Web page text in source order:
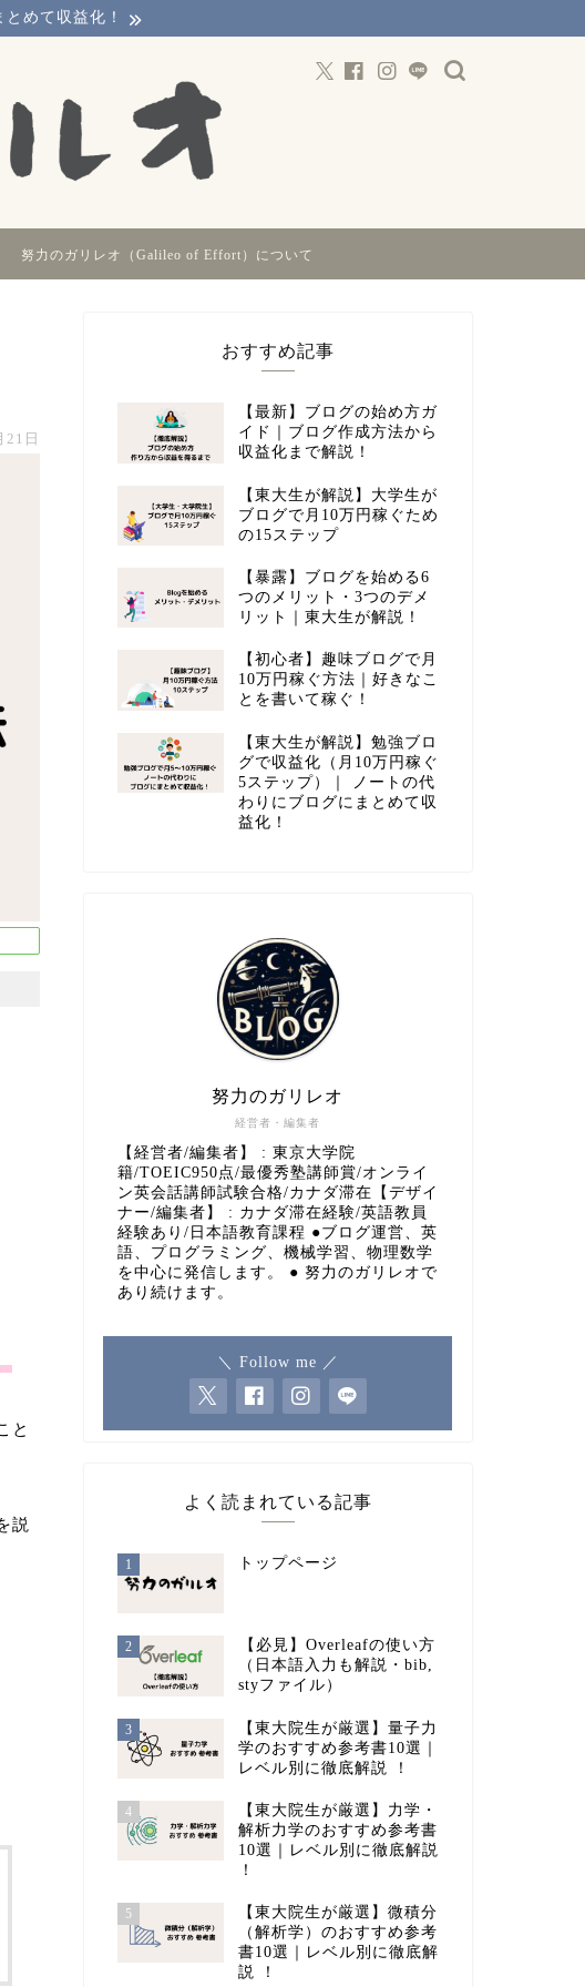
めて収益化！
努力のガリレオ（Galileo of Effort）について
日
と
説
おすすめ記事
【最新】ブログの始め方ガ
イド｜ブログ作成方法から
収益化まで解説！
【東大生が解説】大学生が
ブログで月10万円稼ぐため
の15ステップ
【暴露】ブログを始める6
つのメリット・3つのデメ
リット｜東大生が解説！
【初心者】趣味ブログで月
10万円稼ぐ方法｜好きなこ
とを書いて稼ぐ！
【東大生が解説】勉強ブロ
グで収益化（月10万円稼ぐ
5ステップ）｜ ノートの代
わりにブログにまとめて収
益化！
経営者・編集者
努力のガリレオ
【経営者/編集者】 : 東京大学院
籍/TOEIC950点/最優秀塾講師賞/オンライ
ン英会話講師試験合格/カナダ滞在【デザイ
ナー/編集者】 : カナダ滞在経験/英語教員
経験あり/日本語教育課程 ●ブログ運営、英
語、プログラミング、機械学習、物理数学
を中心に発信します。 ● 努力のガリレオで
あり続けます。
＼ Follow me ／
よく読まれている記事
1 トップページ
2
【必見】Overleafの使い方
（日本語入力も解説・bib,
styファイル）
3
【東大院生が厳選】量子力
学のおすすめ参考書10選｜
レベル別に徹底解説 ！
4
【東大院生が厳選】力学・
解析力学のおすすめ参考書
10選｜レベル別に徹底解説
！
5
【東大院生が厳選】微積分
（解析学）のおすすめ参考
書10選｜レベル別に徹底解
説 ！